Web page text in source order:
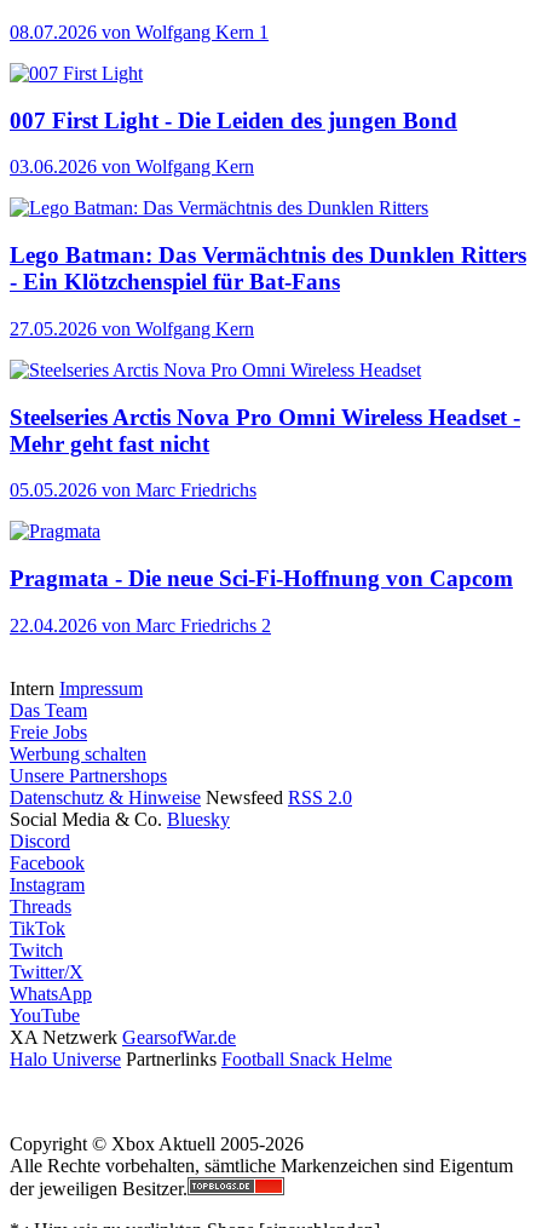
08.07.2026 von Wolfgang Kern 1
007 First Light - Die Leiden des jungen Bond
03.06.2026 von Wolfgang Kern
Lego Batman: Das Vermächtnis des Dunklen Ritters
- Ein Klötzchenspiel für Bat-Fans
27.05.2026 von Wolfgang Kern
Steelseries Arctis Nova Pro Omni Wireless Headset -
Mehr geht fast nicht
05.05.2026 von Marc Friedrichs
Pragmata - Die neue Sci-Fi-Hoffnung von Capcom
22.04.2026 von Marc Friedrichs 2
Intern Impressum
Das Team
Freie Jobs
Werbung schalten
Unsere Partnershops
Datenschutz & Hinweise Newsfeed RSS 2.0
Social Media & Co. Bluesky
Discord
Facebook
Instagram
Threads
TikTok
Twitch
Twitter/X
WhatsApp
YouTube
XA Netzwerk GearsofWar.de
Halo Universe Partnerlinks Football Snack Helme
Copyright © Xbox Aktuell 2005-2026
Alle Rechte vorbehalten, sämtliche Markenzeichen sind Eigentum
der jeweiligen Besitzer.